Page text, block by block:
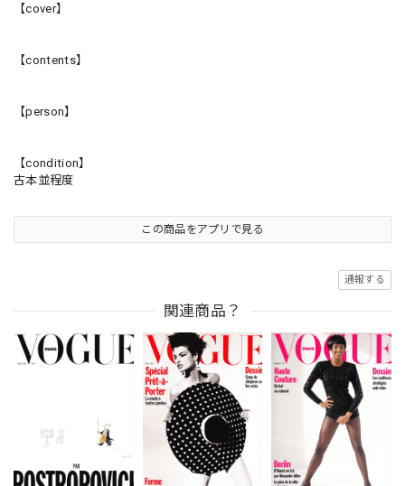
【cover】
【contents】
【person】
【condition】
古本並程度
この商品をアプリで見る
通報する
関連商品？